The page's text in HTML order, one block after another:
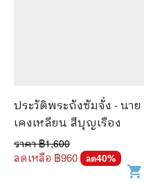
ประวัติพระถังซัมจั๋ง - นาย
เคงเหลียน สีบุญเรือง
ราคา ฿1,600
ลดเหลือ ฿960 ลด40%
shopping_cart